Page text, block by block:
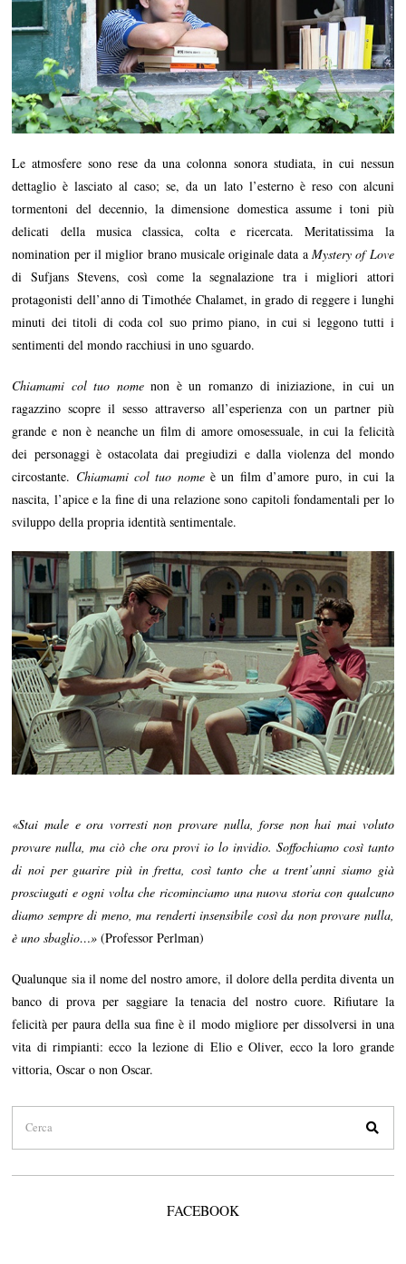
Le atmosfere sono rese da una colonna sonora studiata, in cui nessun
dettaglio è lasciato al caso; se, da un lato l’esterno è reso con alcuni
tormentoni del decennio, la dimensione domestica assume i toni più
delicati della musica classica, colta e ricercata. Meritatissima la
nomination per il miglior brano musicale originale data a Mystery of Love
di Sufjans Stevens, così come la segnalazione tra i migliori attori
protagonisti dell’anno di Timothée Chalamet, in grado di reggere i lunghi
minuti dei titoli di coda col suo primo piano, in cui si leggono tutti i
sentimenti del mondo racchiusi in uno sguardo.
Chiamami col tuo nomenon è un romanzo di iniziazione, in cui un
ragazzino scopre il sesso attraverso all’esperienza con un partner più
grande e non è neanche un film di amore omosessuale, in cui la felicità
dei personaggi è ostacolata dai pregiudizi e dalla violenza del mondo
circostante. Chiamami col tuo nomeè un film d’amore puro, in cui la
nascita, l’apice e la fine di una relazione sono capitoli fondamentali per lo
sviluppo della propria identità sentimentale.
«Stai male e ora vorresti non provare nulla, forse non hai mai voluto
provare nulla, ma ciò che ora provi io lo invidio. Soffochiamo così tanto
di noi per guarire più in fretta, così tanto che a trent’anni siamo già
prosciugati e ogni volta che ricominciamo una nuova storia con qualcuno
diamo sempre di meno, ma renderti insensibile così da non provare nulla,
è uno sbaglio…»(Professor Perlman)
Qualunque sia il nome del nostro amore, il dolore della perdita diventa un
banco di prova per saggiare la tenacia del nostro cuore. Rifiutare la
felicità per paura della sua fine è il modo migliore per dissolversi in una
vita di rimpianti: ecco la lezione di Elio e Oliver, ecco la loro grande
vittoria, Oscar o non Oscar.
FACEBOOK